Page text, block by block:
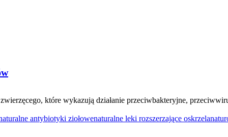
które wykazują działanie przeciwbakteryjne,
antybiotyki ziołowenaturalne leki rozszerzające oskrzela